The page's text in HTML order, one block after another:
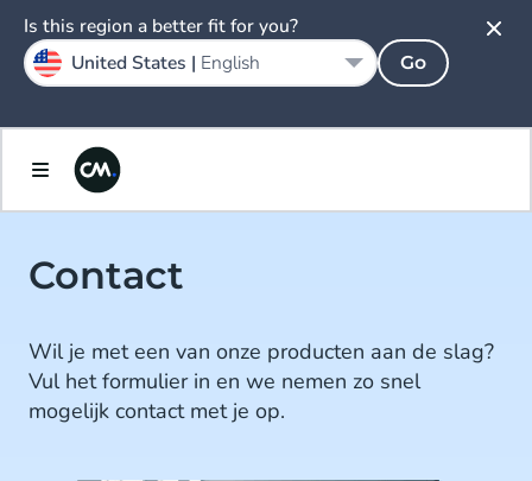
Contact
Wil je met een van onze producten aan de slag?
Vul het formulier in en we nemen zo snel
mogelijk contact met je op.
Is this region a better fit for you?
United States | English Go